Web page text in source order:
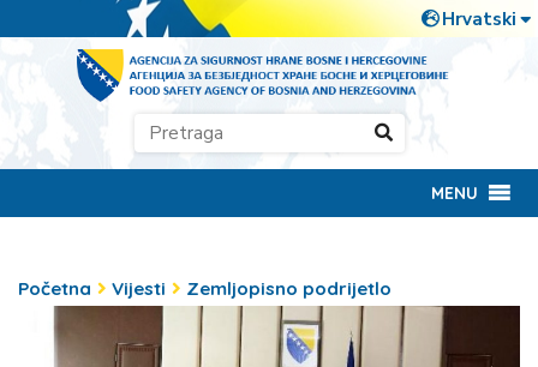
MENU
Početna Vijesti Zemljopisno podrijetlo